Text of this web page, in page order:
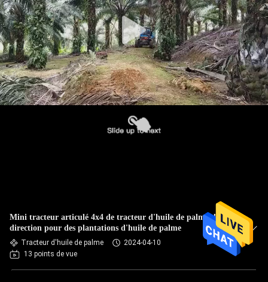
Mini tracteur articulé 4x4 de tracteur d'huile de palme de
direction pour des plantations d'huile de palme
Tracteur d'huile de palme
2024-04-10
13 points de vue